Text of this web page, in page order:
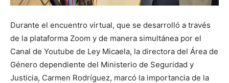
Durante el encuentro virtual, que se desarrolló a través
de la plataforma Zoom y de manera simultánea por el
Canal de Youtube de Ley Micaela, la directora del Área de
Género dependiente del Ministerio de Seguridad y
Justicia, Carmen Rodríguez, marcó la importancia de la